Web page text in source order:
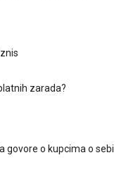
zarada?
govore o kupcima o sebi